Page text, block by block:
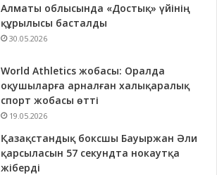
Алматы облысында «Достық» үйінің
құрылысы басталды
30.05.2026
World Athletics жобасы: Оралда
оқушыларға арналған халықаралық
спорт жобасы өтті
19.05.2026
Қазақстандық боксшы Бауыржан Әли
қарсыласын 57 секундта нокаутқа
жіберді